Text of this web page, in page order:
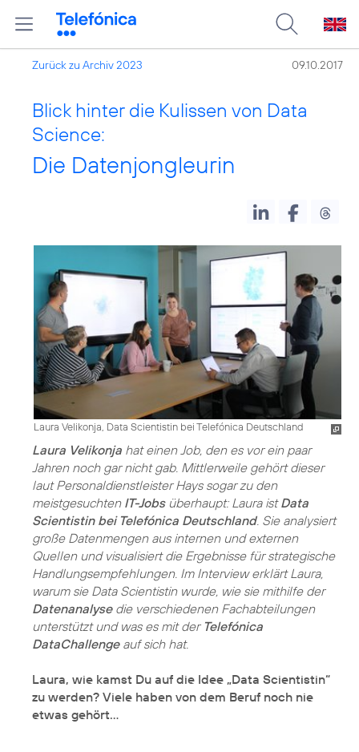
Zurück zu Archiv 2023 09.10.2017
Blick hinter die Kulissen von Data
Science:
Die Datenjongleurin
Laura Velikonja, Data Scientistin bei Telefónica Deutschland
Laura Velikonja hat einen Job, den es vor ein paar
Jahren noch gar nicht gab. Mittlerweile gehört dieser
laut Personaldienstleister Hays sogar zu den
meistgesuchten IT-Jobsüberhaupt: Laura istData
Scientistin bei Telefónica Deutschland. Sie analysiert
große Datenmengen aus internen und externen
Quellen und visualisiert die Ergebnisse für strategische
Handlungsempfehlungen. Im Interview erklärt Laura,
warum sie Data Scientistin wurde, wie sie mithilfe der
Datenanalysedie verschiedenen Fachabteilungen
unterstützt und was es mit der Telefónica
DataChallengeauf sich hat.
Laura, wie kamst Du auf die Idee „Data Scientistin“
zu werden? Viele haben von dem Beruf noch nie
etwas gehört…